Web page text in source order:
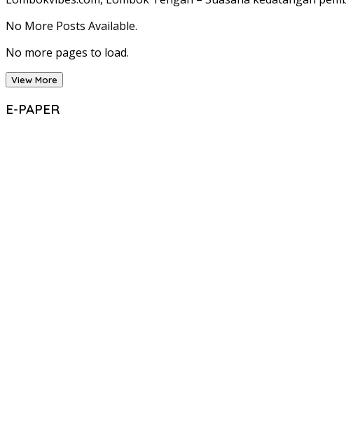
No More Posts Available.
No more pages to load.
View More
E-PAPER